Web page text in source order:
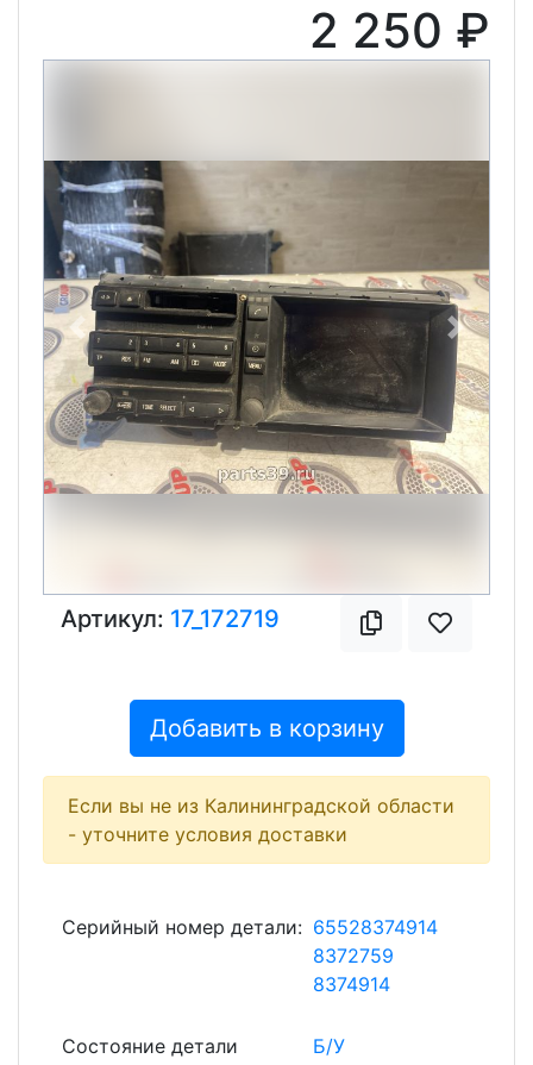
2 250 ₽
Previous Next
Артикул: 17_172719
Добавить в корзину
Если вы не из Калининградской области
- уточните условия доставки
Серийный номер детали: 65528374914
8372759
8374914
Состояние детали Б/У